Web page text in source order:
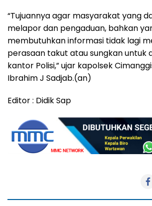
“Tujuannya agar masyarakat yang
melapor dan pengaduan, bahkan
membutuhkan informasi tidak lagi
perasaan takut atau sungkan untuk
kantor Polisi,” ujar kapolsek
Ibrahim J Sadjab.(an)
Editor : Didik Sap